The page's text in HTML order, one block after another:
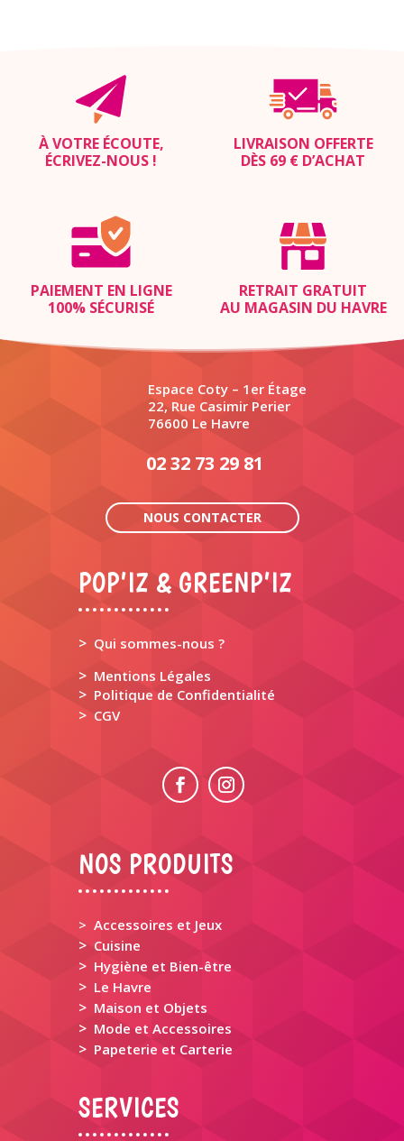
À VOTRE ÉCOUTE,
ÉCRIVEZ-NOUS !
LIVRAISON OFFERTE
DÈS 69 € D’ACHAT
PAIEMENT EN LIGNE
100% SÉCURISÉ
RETRAIT GRATUIT
AU MAGASIN DU HAVRE
Espace Coty – 1er Étage
22, Rue Casimir Perier
76600 Le Havre
02 32 73 29 81
NOUS CONTACTER
POP’IZ & GREENP’IZ
> Qui sommes-nous ?
> Mentions Légales
> Politique de Confidentialité
> CGV
NOS PRODUITS
> Accessoires et Jeux
> Cuisine
> Hygiène et Bien-être
> Le Havre
> Maison et Objets
> Mode et Accessoires
> Papeterie et Carterie
SERVICES